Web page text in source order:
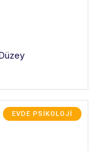
EVDE PSIKOLOJI